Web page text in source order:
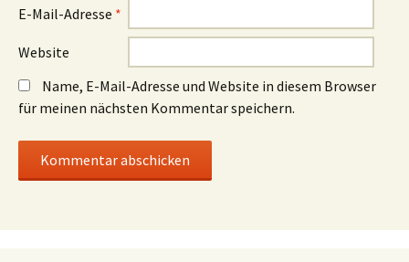
E-Mail-Adresse *
Website
Name, E-Mail-Adresse und Website in diesem Browser
für meinen nächsten Kommentar speichern.